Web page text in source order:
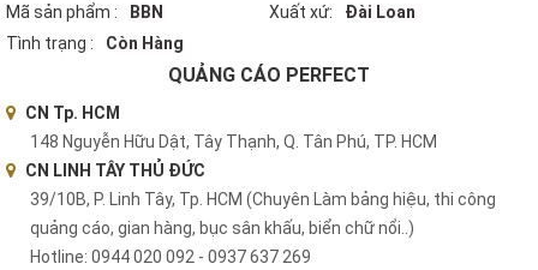
Mã sản phẩm :
BBN Xuất xứ:
Đài Loan
Tình trạng :
Còn Hàng
QUẢNG CÁO PERFECT
CN Tp. HCM
148 Nguyễn Hữu Dật, Tây Thạnh, Q. Tân Phú, TP. HCM
CN LINH TÂY THỦ ĐỨC
39/10B, P. Linh Tây, Tp. HCM (Chuyên Làm bảng hiệu, thi công
quảng cáo, gian hàng, bục sân khấu, biển chữ nổi..)
Hotline: 0944 020 092 - 0937 637 269